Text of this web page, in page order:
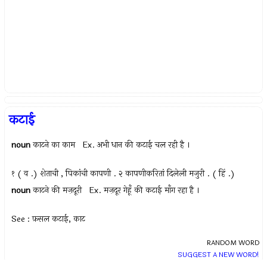
कटाई
noun काटने का काम Ex.अभी धान की कटाई चल रही है ।
१ ( व .) शेताची , पिकांची कापणी . २ कापणीकरितां दिलेली मजुरी . ( हिं .)
noun काटने की मज़दूरी Ex.मज़दूर गेहूँ की कटाई माँग रहा है ।
See : फ़सल कटाई, काट
RANDOM WORD
SUGGEST A NEW WORD!